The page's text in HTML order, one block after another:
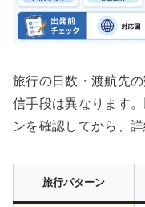
旅行の日数・渡航先
信手段は異なります
ンを確認してから、
旅行パターン